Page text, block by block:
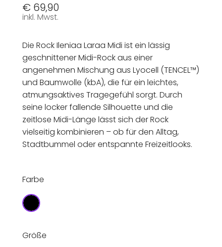
€69,90
inkl. Mwst.
Die Rock Ileniaa Laraa Midi ist ein lässig
geschnittener Midi-Rock aus einer
angenehmen Mischung aus Lyocell (TENCEL™)
und Baumwolle (kbA), die für ein leichtes,
atmungsaktives Tragegefühl sorgt. Durch
seine locker fallende Silhouette und die
zeitlose Midi-Länge lässt sich der Rock
vielseitig kombinieren – ob für den Alltag,
Stadtbummel oder entspannte Freizeitlooks.
Farbe
Größe